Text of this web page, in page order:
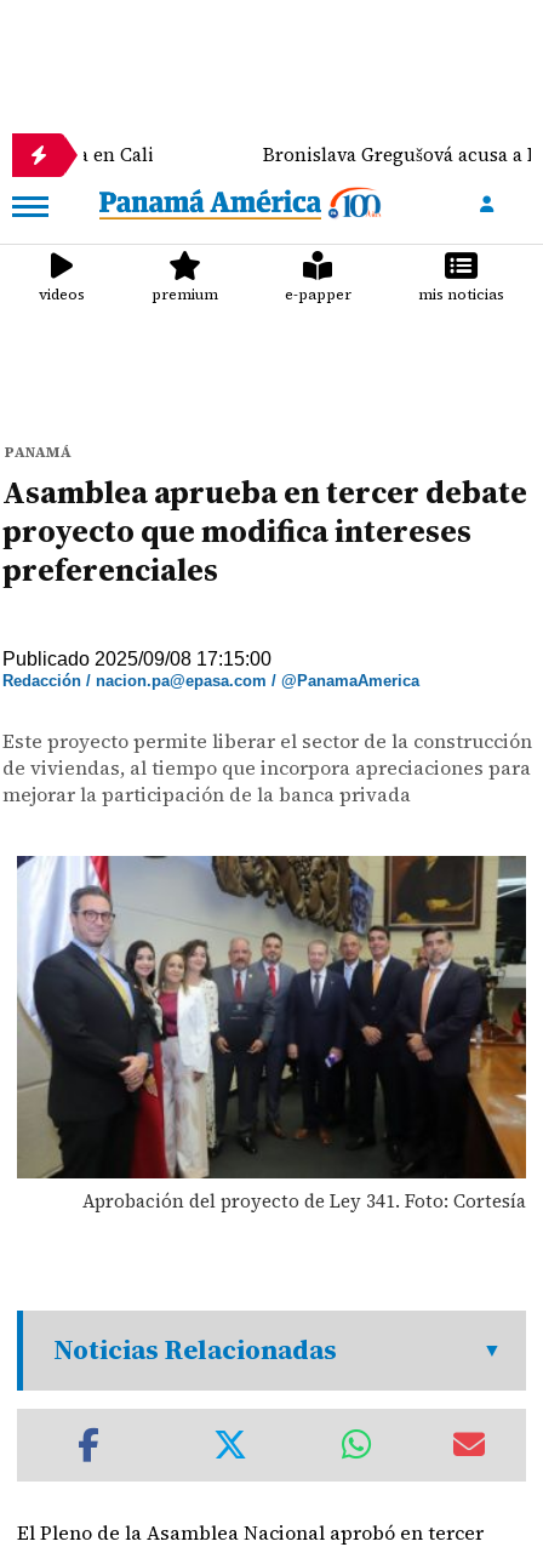
Cali Bronislava Gregušová acusa a Mario
videos premium e-papper mis noticias
PANAMÁ
Asamblea aprueba en tercer debate
proyecto que modifica intereses
preferenciales
Publicado 2025/09/08 17:15:00
Redacción / nacion.pa@epasa.com / @PanamaAmerica
Este proyecto permite liberar el sector de la construcción
de viviendas, al tiempo que incorpora apreciaciones para
mejorar la participación de la banca privada
Aprobación del proyecto de Ley 341. Foto: Cortesía
Noticias Relacionadas
El Pleno de la Asamblea Nacional aprobó en tercer